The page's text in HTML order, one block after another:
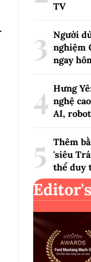
TV
Người
nghiệm
ngay
Hưng
nghệ
AI,
Thêm
'siêu
thể duy
Editor's